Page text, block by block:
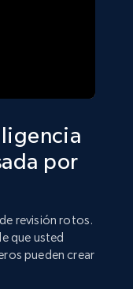
por
revisión rotos.
que usted
pueden crear